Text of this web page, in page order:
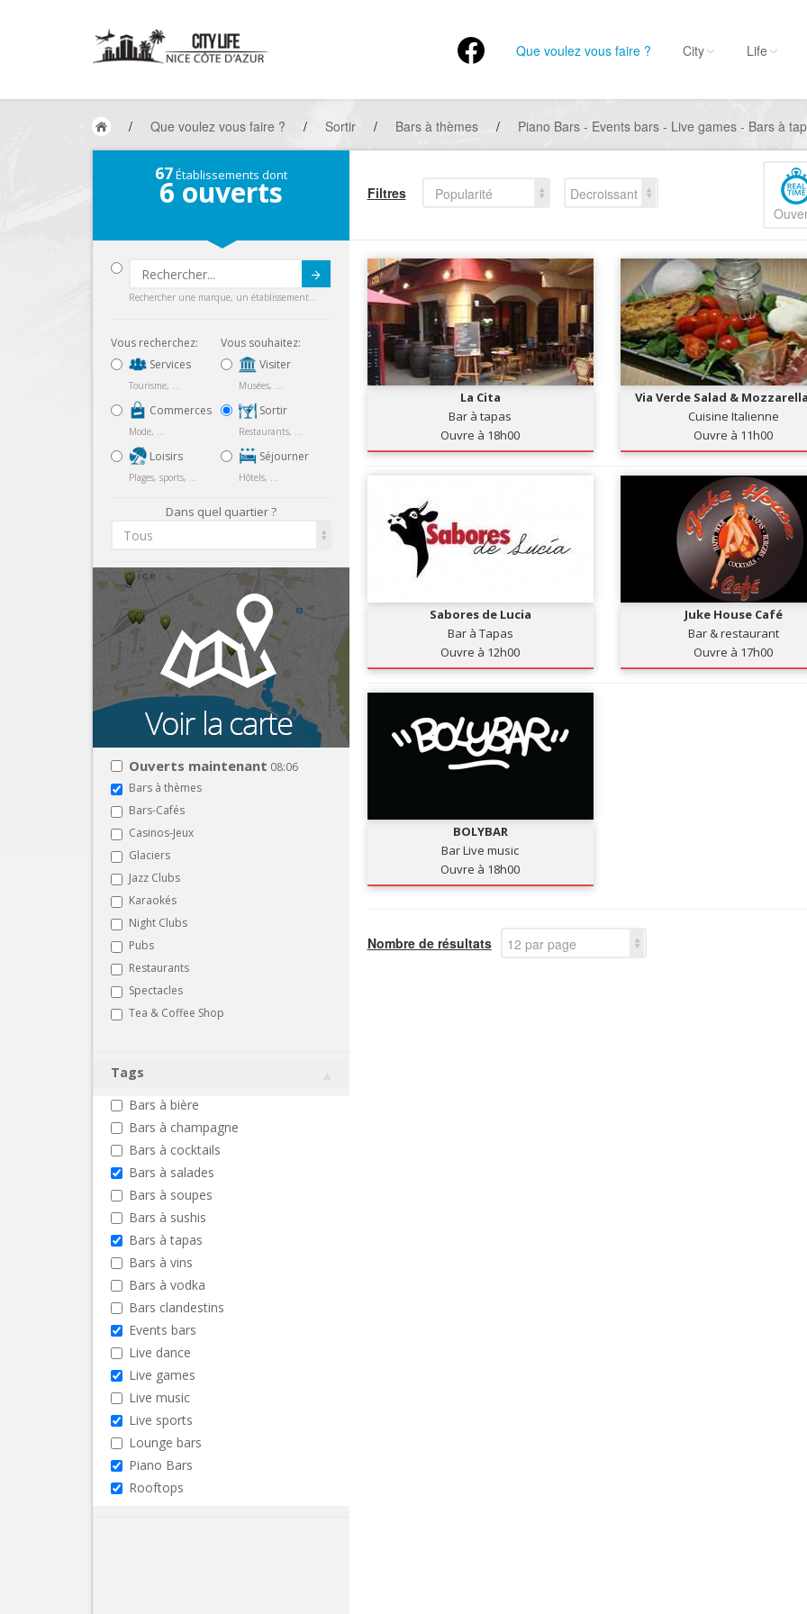
Que voulez vous faire ? City Life
/ Que voulez vous faire ? / Sortir / Bars à thèmes / Piano Bars - Events bars - Live games - Bars à
67Établissements dont
6 ouverts
Rechercher une marque, un établissement...
Vous recherchez:
Services
Tourisme, ...
Commerces
Mode, ...
Loisirs
Plages, sports, ...
Vous souhaitez:
Visiter
Musées, ...
Sortir
Restaurants, ...
Séjourner
Hôtels, ...
Dans quel quartier ?
Tous
Ouverts maintenant 08:06
Bars à thèmes
Bars-Cafés
Casinos-Jeux
Glaciers
Jazz Clubs
Karaokés
Night Clubs
Pubs
Restaurants
Spectacles
Tea & Coffee Shop
Tags
Bars à bière
Bars à champagne
Bars à cocktails
Bars à salades
Bars à soupes
Bars à sushis
Bars à tapas
Bars à vins
Bars à vodka
Bars clandestins
Events bars
Live dance
Live games
Live music
Live sports
Lounge bars
Piano Bars
Rooftops
Filtres Popularité
Decroissant
La Cita
Bar à tapas
Ouvre à 18h00
Via Verde Salad &
Cuisine Italienne
Ouvre à 11h00
Sabores de Lucia
Bar à Tapas
Ouvre à 12h00
Juke House Café
Bar & restaurant
Ouvre à 17h00
BOLYBAR
Bar Live music
Ouvre à 18h00
Nombre de résultats 12 par page